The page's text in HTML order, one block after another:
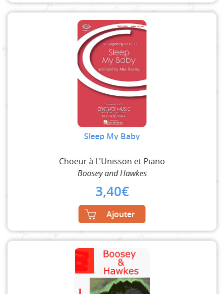
Sleep My Baby
Choeur à L'Unisson et Piano
Boosey and Hawkes
3,40€
Ajouter